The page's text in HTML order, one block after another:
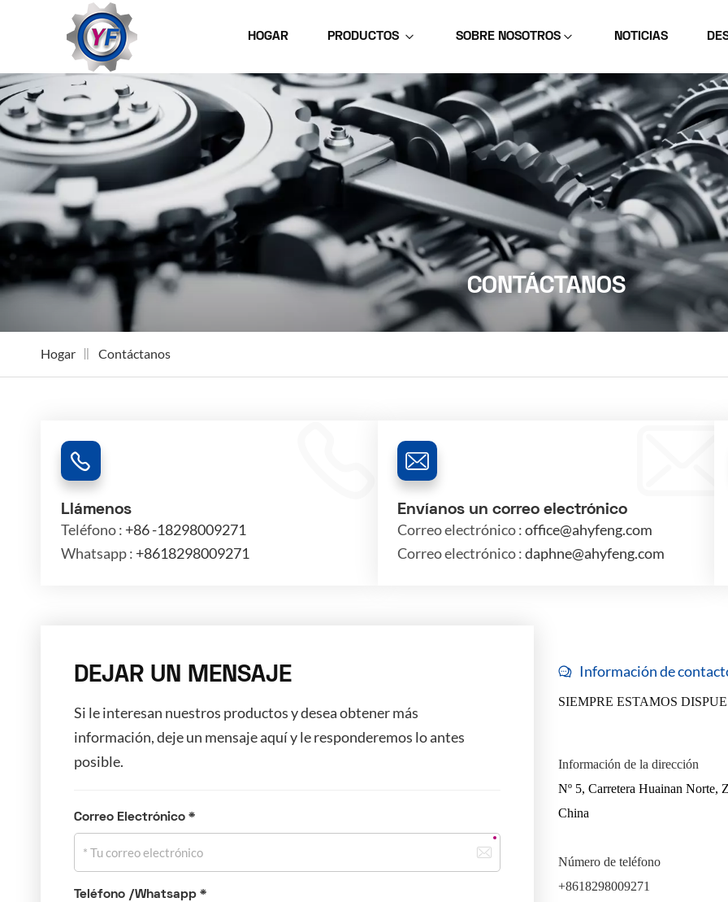
HOGAR PRODUCTOS SOBRE NOSOTROS NOTICIAS
CONTÁCTANOS
Hogar Contáctanos
Llámenos
Teléfono : +86 -18298009271
Whatsapp : +8618298009271
Envíanos un correo electrónico
Correo electrónico :office@ahyfeng.com
Correo electrónico :daphne@ahyfeng.com
DEJAR UN MENSAJE
Si le interesan nuestros productos y desea obtener más
información, deje un mensaje aquí y le responderemos lo antes
posible.
Correo Electrónico *
Teléfono /Whatsapp *
Información de
SIEMPRE ESTAMOS
Información de la dirección
Nº 5, Carretera Huainan Norte,
China
Número de teléfono
+8618298009271